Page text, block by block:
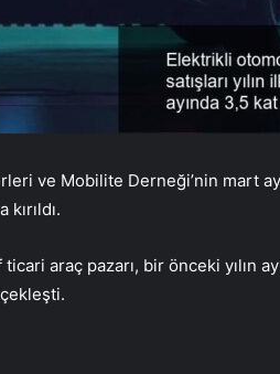
ve Mobilite Derneği’nin mart
ticari araç pazarı, bir önceki yılın